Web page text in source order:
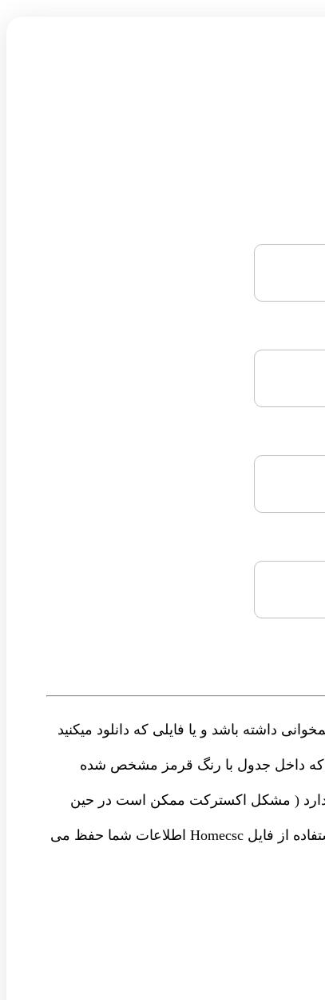
داشته باشد و یا فایلی که دانلود میکنید
که داخل جدول با رنگ قرمز مشخص شده
( مشکل اکسترکت ممکن است در حین
- داخل رام های 4 فایل دو فایل Csc قرار گرفته است که با استفاده از فایل Csc اطلاعات شما حذف می شود و با استفاده از فایل Homecsc اطلاعات شما حفظ می